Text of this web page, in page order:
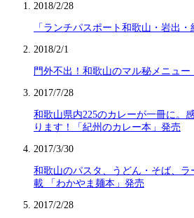
2018/2/28
「ランチパスポート和歌山・岩出
2018/2/1
門外不出！和歌山のマル秘メニュ
2017/7/28
和歌山県内225のカレーが一冊に。
ります！「紀州のカレー本」発売
2017/3/30
和歌山のパスタ、うどん・そば、ラ
載 「わかやま麺本」発売
2017/2/28